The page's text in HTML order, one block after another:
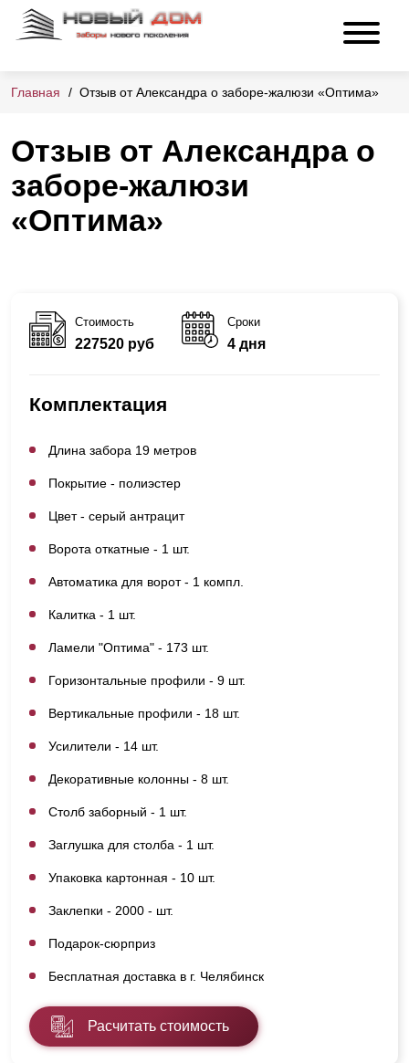
Главная Отзыв от Александра о заборе-жалюзи «Оптима»
Отзыв от Александра о
заборе-жалюзи
«Оптима»
Стоимость
227520 руб
Сроки
4 дня
Комплектация
Длина забора 19 метров
Покрытие - полиэстер
Цвет - серый антрацит
Ворота откатные - 1 шт.
Автоматика для ворот - 1 компл.
Калитка - 1 шт.
Ламели "Оптима" - 173 шт.
Горизонтальные профили - 9 шт.
Вертикальные профили - 18 шт.
Усилители - 14 шт.
Декоративные колонны - 8 шт.
Столб заборный - 1 шт.
Заглушка для столба - 1 шт.
Упаковка картонная - 10 шт.
Заклепки - 2000 - шт.
Подарок-сюрприз
Бесплатная доставка в г. Челябинск
Расчитать стоимость